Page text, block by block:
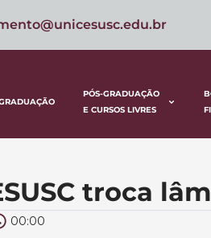
PÓS-GRADUAÇÃO
E CURSOS LIVRES
troca
00:00